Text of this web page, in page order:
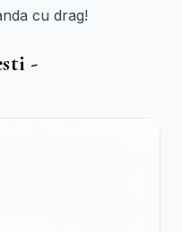
cu drag!
-